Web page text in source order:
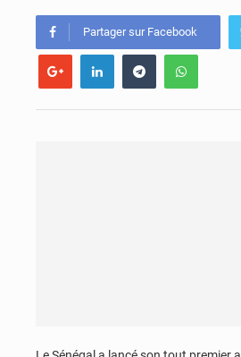
Partager sur Facebook